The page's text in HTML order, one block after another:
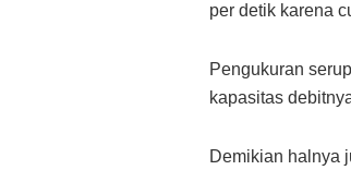
per detik karena
Pengukuran
kapasitas
Demikian halnya